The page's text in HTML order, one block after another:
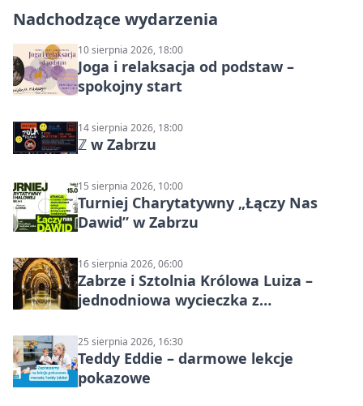
Nadchodzące wydarzenia
10 sierpnia 2026, 18:00
Joga i relaksacja od podstaw –
spokojny start
14 sierpnia 2026, 18:00
ℤ w Zabrzu
15 sierpnia 2026, 10:00
Turniej Charytatywny „Łączy Nas
Dawid” w Zabrzu
16 sierpnia 2026, 06:00
Zabrze i Sztolnia Królowa Luiza –
jednodniowa wycieczka z
miasta
25 sierpnia 2026, 16:30
Teddy Eddie – darmowe lekcje
pokazowe